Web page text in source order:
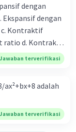
yang
ini membantu!
dengan
dengan
c. Kontraktif
ratio d. Kontraktif
ratio e.
Bank
inflasi di mana
uang) naik
deflasi di
Jawaban terverifikasi
adalah
Jawaban terverifikasi